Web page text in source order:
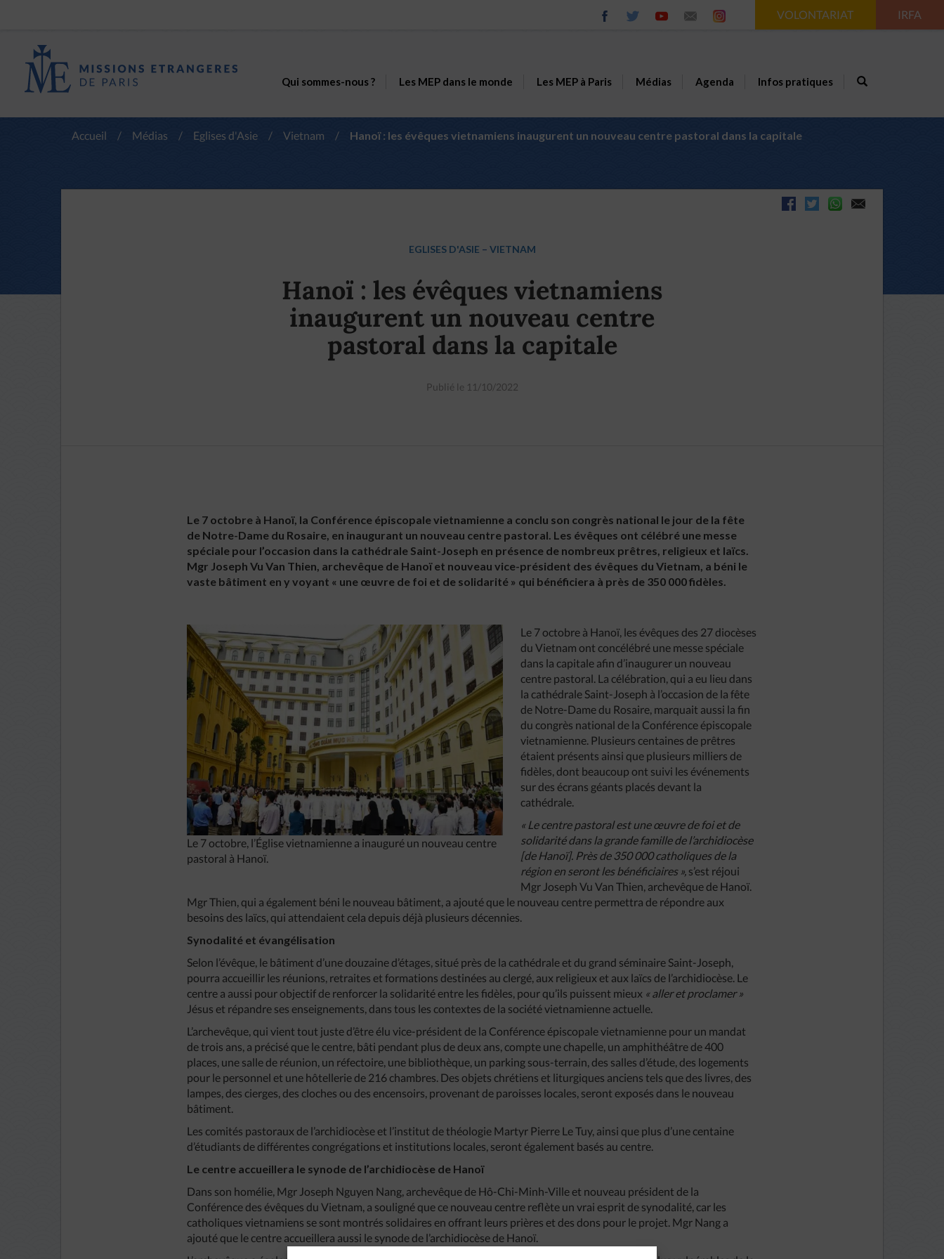
VOLONTARIAT IRFA
Qui sommes-nous ? Les MEP dans le monde Les MEP à Paris Médias Agenda Infos pratiques
Accueil / Médias / Eglises d'Asie / Vietnam / Hanoï : les évêques vietnamiens inaugurent un nouveau centre pastoral dans la capitale
EGLISES D'ASIE – VIETNAM
Hanoï : les évêques vietnamiens
inaugurent un nouveau centre
pastoral dans la capitale
Publié le 11/10/2022
Le 7 octobre à Hanoï, la Conférence épiscopale vietnamienne a conclu son congrès national le jour de la fête
de Notre-Dame du Rosaire, en inaugurant un nouveau centre pastoral. Les évêques ont célébré une messe
spéciale pour l’occasion dans la cathédrale Saint-Joseph en présence de nombreux prêtres, religieux et laïcs.
Mgr Joseph Vu Van Thien, archevêque de Hanoï et nouveau vice-président des évêques du Vietnam, a béni le
vaste bâtiment en y voyant « une œuvre de foi et de solidarité » qui bénéficiera à près de 350 000 fidèles.
Le 7 octobre, l’Église vietnamienne a inauguré un nouveau centre
pastoral à Hanoï.
Le 7 octobre à Hanoï, les évêques des 27 diocèses
du Vietnam ont concélébré une messe spéciale
dans la capitale afin d’inaugurer un nouveau
centre pastoral. La célébration, qui a eu lieu dans
la cathédrale Saint-Joseph à l’occasion de la fête
de Notre-Dame du Rosaire, marquait aussi la fin
du congrès national de la Conférence épiscopale
vietnamienne. Plusieurs centaines de prêtres
étaient présents ainsi que plusieurs milliers de
fidèles, dont beaucoup ont suivi les événements
sur des écrans géants placés devant la
cathédrale.
« Le centre pastoral est une œuvre de foi et de
solidarité dans la grande famille de l’archidiocèse
[de Hanoï]. Près de 350 000 catholiques de la
région en seront les bénéficiaires », s’est réjoui
Mgr Joseph Vu Van Thien, archevêque de Hanoï.
Mgr Thien, qui a également béni le nouveau bâtiment, a ajouté que le nouveau centre permettra de répondre aux
besoins des laïcs, qui attendaient cela depuis déjà plusieurs décennies.
Synodalité et évangélisation
Selon l’évêque, le bâtiment d’une douzaine d’étages, situé près de la cathédrale et du grand séminaire Saint-Joseph,
pourra accueillir les réunions, retraites et formations destinées au clergé, aux religieux et aux laïcs de l’archidiocèse. Le
centre a aussi pour objectif de renforcer la solidarité entre les fidèles, pour qu’ils puissent mieux « aller et proclamer »
Jésus et répandre ses enseignements, dans tous les contextes de la société vietnamienne actuelle.
L’archevêque, qui vient tout juste d’être élu vice-président de la Conférence épiscopale vietnamienne pour un mandat
de trois ans, a précisé que le centre, bâti pendant plus de deux ans, compte une chapelle, un amphithéâtre de 400
places, une salle de réunion, un réfectoire, une bibliothèque, un parking sous-terrain, des salles d’étude, des logements
pour le personnel et une hôtellerie de 216 chambres. Des objets chrétiens et liturgiques anciens tels que des livres, des
lampes, des cierges, des cloches ou des encensoirs, provenant de paroisses locales, seront exposés dans le nouveau
bâtiment.
Les comités pastoraux de l’archidiocèse et l’institut de théologie Martyr Pierre Le Tuy, ainsi que plus d’une centaine
d’étudiants de différentes congrégations et institutions locales, seront également basés au centre.
Le centre accueillera le synode de l’archidiocèse de Hanoï
Dans son homélie, Mgr Joseph Nguyen Nang, archevêque de Hô-Chi-Minh-Ville et nouveau président de la
Conférence des évêques du Vietnam, a souligné que ce nouveau centre reflète un vrai esprit de synodalité, car les
catholiques vietnamiens se sont montrés solidaires en offrant leurs prières et des dons pour le projet. Mgr Nang a
ajouté que le centre accueillera aussi le synode de l’archidiocèse de Hanoï.